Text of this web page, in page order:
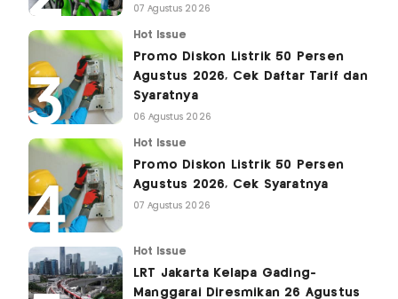
07 Agustus 2026
Hot Issue
Promo Diskon Listrik 50 Persen
Agustus 2026, Cek Daftar Tarif dan
Syaratnya
06 Agustus 2026
Hot Issue
Promo Diskon Listrik 50 Persen
Agustus 2026, Cek Syaratnya
07 Agustus 2026
Hot Issue
LRT Jakarta Kelapa Gading-
Manggarai Diresmikan 26 Agustus